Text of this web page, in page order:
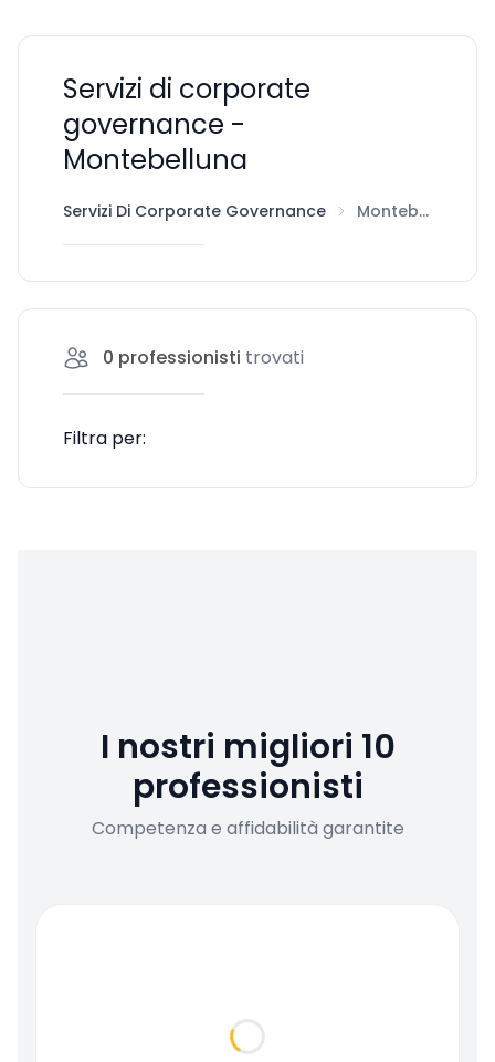
Servizi di corporate
governance -
Montebelluna
Servizi Di Corporate Governance Montebelluna
0 professionisti trovati
Filtra per:
I nostri migliori 10
professionisti
Competenza e affidabilità garantite
Loading...